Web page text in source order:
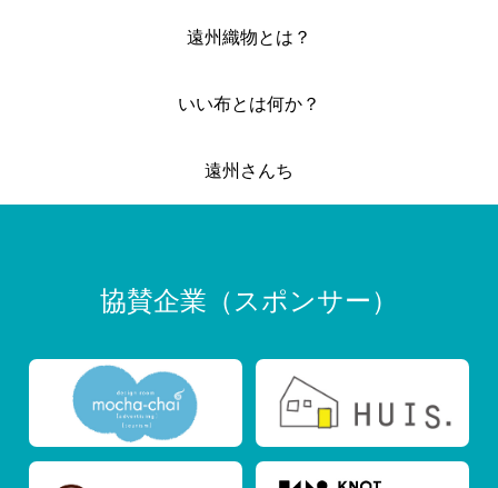
遠州織物とは？
いい布とは何か？
遠州さんち
協賛企業（スポンサー）